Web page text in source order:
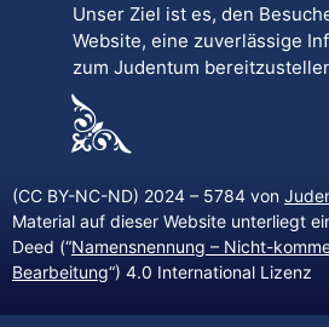
Unser Ziel ist es, den
Website, eine zuverlässige
zum Judentum
(CC BY-NC-ND) 2024 – 5784 von
Material auf dieser Website unterliegt
Deed (“Namensnennung – Nicht-
Bearbeitung“) 4.0 International Lizenz